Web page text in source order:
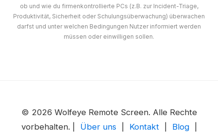
ob und wie du firmenkontrollierte PCs (z.B. zur Incident-Triage,
Produktivität, Sicherheit oder Schulungsüberwachung) überwachen
darfst und unter welchen Bedingungen Nutzer informiert werden
müssen oder einwilligen sollen.
© 2026 Wolfeye Remote Screen. Alle Rechte
vorbehalten. |
Über uns Kontakt Blog